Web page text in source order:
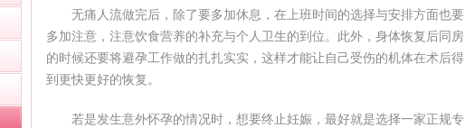
无痛人流做完后，除了要多加休息，在上班时间的选择与安排方面也要
多加注意，注意饮食营养的补充与个人卫生的到位。此外，身体恢复后同房
的时候还要将避孕工作做的扎扎实实，这样才能让自己受伤的机体在术后得
到更快更好的恢复。
若是发生意外怀孕的情况时，想要终止妊娠，最好就是选择一家正规专